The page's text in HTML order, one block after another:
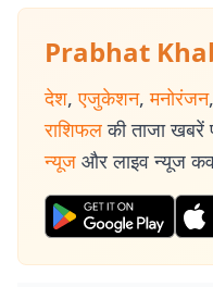
Prabhat
देश, एजुकेशन, मनोरंजन,
राशिफल की ताजा खबरें
न्यूज और लाइव न्यूज